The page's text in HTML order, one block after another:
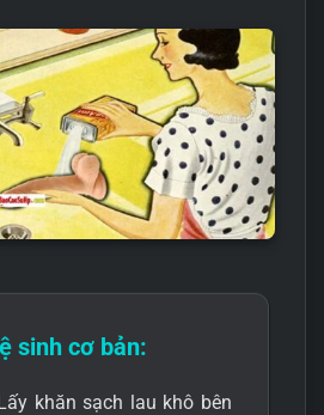
sinh cơ bản:
khăn sạch lau khô bên